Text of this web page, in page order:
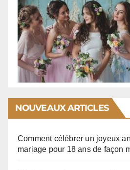
NOUVEAUX ARTICLES
Comment célébrer un joyeux
mariage pour 18 ans de façon